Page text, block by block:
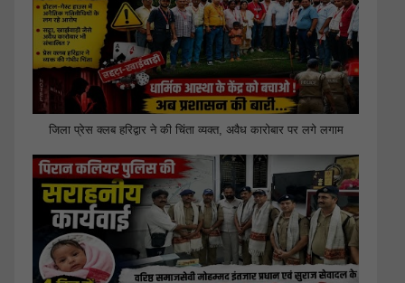
जिला प्रेस क्लब हरिद्वार ने की चिंता व्यक्त, अवैध कारोबार पर लगे लगाम